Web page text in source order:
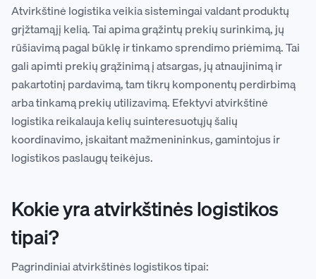
Atvirkštinė logistika veikia sistemingai valdant produktų
grįžtamąjį kelią. Tai apima grąžintų prekių surinkimą, jų
rūšiavimą pagal būklę ir tinkamo sprendimo priėmimą. Tai
gali apimti prekių grąžinimą į atsargas, jų atnaujinimą ir
pakartotinį pardavimą, tam tikrų komponentų perdirbimą
arba tinkamą prekių utilizavimą. Efektyvi atvirkštinė
logistika reikalauja kelių suinteresuotųjų šalių
koordinavimo, įskaitant mažmenininkus, gamintojus ir
logistikos paslaugų teikėjus.
Kokie yra atvirkštinės logistikos
tipai?
Pagrindiniai atvirkštinės logistikos tipai: